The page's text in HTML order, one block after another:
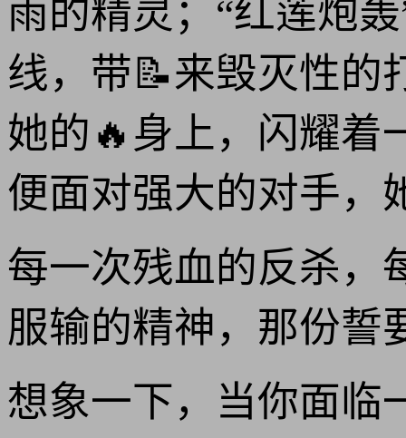
雨的精灵；“红莲炮
线，带📝来毁灭性的
她的🔥身上，闪耀着
便面对强大的对手，
每一次残血的反杀，
服输的精神，那份誓
想象一下，当你面临